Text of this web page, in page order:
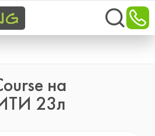
на
23л